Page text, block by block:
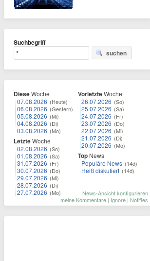
Suchbegriff
suchen
DieseWoche
07.08.2026 (Heute)
06.08.2026 (Gestern)
05.08.2026 (Mi)
04.08.2026 (Di)
03.08.2026 (Mo)
LetzteWoche
02.08.2026 (So)
01.08.2026 (Sa)
31.07.2026 (Fr)
30.07.2026 (Do)
29.07.2026 (Mi)
28.07.2026 (Di)
27.07.2026 (Mo)
VorletzteWoche
26.07.2026 (So)
25.07.2026 (Sa)
24.07.2026 (Fr)
23.07.2026 (Do)
22.07.2026 (Mi)
21.07.2026 (Di)
20.07.2026 (Mo)
Top News
Populäre News (14d)
Heiß diskutiert (14d)
News-Ansicht konfigurieren
meine Kommentare | Ignore | Notifies